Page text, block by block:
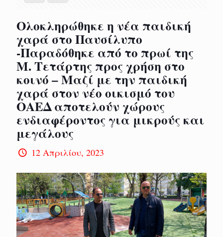
Ολοκληρώθηκε η νέα παιδική
χαρά στο Παυσίλυπο
-Παραδόθηκε από το πρωί της
Μ. Τετάρτης προς χρήση στο
κοινό – Μαζί με την παιδική
χαρά στον νέο οικισμό του
ΟΑΕΔ αποτελούν χώρους
ενδιαφέροντος για μικρούς και
μεγάλους
12 Απριλίου, 2023